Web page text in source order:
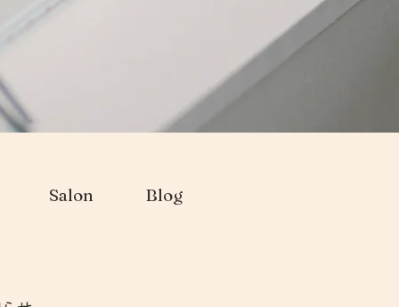
Salon Blog